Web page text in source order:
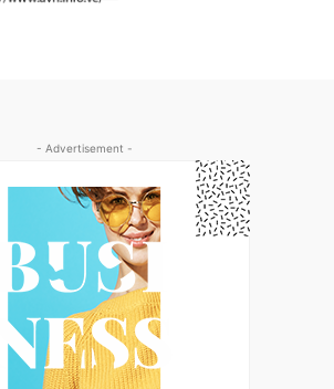
- Advertisement -